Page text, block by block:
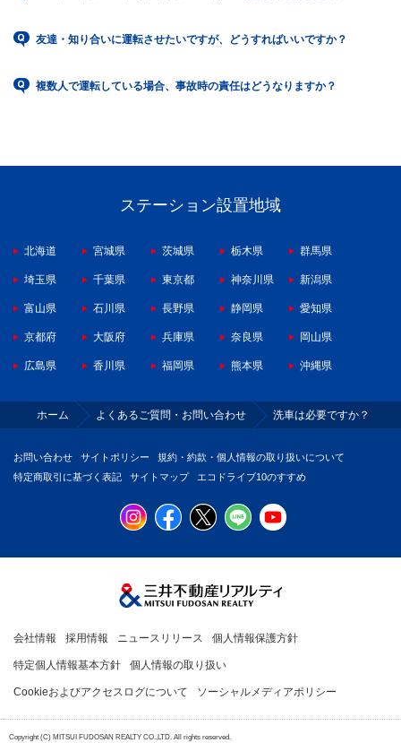
友達・知り合いに運転させたいですが、どうすればいいですか？
複数人で運転している場合、事故時の責任はどうなりますか？
ステーション設置地域
北海道 宮城県 茨城県 栃木県 群馬県
埼玉県 千葉県 東京都 神奈川県 新潟県
富山県 石川県 長野県 静岡県 愛知県
京都府 大阪府 兵庫県 奈良県 岡山県
広島県 香川県 福岡県 熊本県 沖縄県
ホーム よくあるご質問・お問い合わせ 洗車は必要ですか？
お問い合わせ サイトポリシー
規約・約款・個人情報の取り扱いについて
特定商取引に基づく表記
サイトマップ エコドライブ10のすすめ
会社情報 採用情報 ニュースリリース 個人情報保護方針
特定個人情報基本方針 個人情報の取り扱い
Cookieおよびアクセスログについて ソーシャルメディアポリシー
Copyright (C) MITSUI FUDOSAN REALTY CO.,LTD. All rights reserved.